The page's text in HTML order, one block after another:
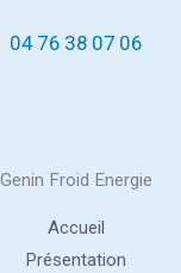
04 76 38 07 06
Genin Froid Energie
Accueil
Présentation